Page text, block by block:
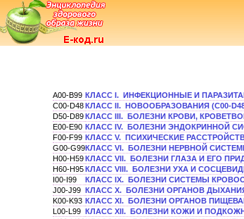
A00-B99 КЛАСС I. ИНФЕКЦИОННЫЕ И
C00-D48КЛАСС II. НОВООБРАЗОВАНИЯ (C00-
D50-D89КЛАСС III. БОЛЕЗНИ КРОВИ,
E00-E90 КЛАСС IV. БОЛЕЗНИ ЭНДОКРИННОЙ
F00-F99 КЛАСС V. ПСИХИЧЕСКИЕ
G00-G99КЛАСС VI. БОЛЕЗНИ НЕРВНОЙ
H00-H59КЛАСС VII. БОЛЕЗНИ ГЛАЗА И ЕГО
H60-H95КЛАСС VIII. БОЛЕЗНИ УХА И
I00-I99
КЛАСС IX. БОЛЕЗНИ СИСТЕМЫ
J00-J99 КЛАСС X. БОЛЕЗНИ ОРГАНОВ ДЫХАНИЯ
K00-K93 КЛАСС XI. БОЛЕЗНИ ОРГАНОВ
L00-L99 КЛАСС XII. БОЛЕЗНИ КОЖИ И